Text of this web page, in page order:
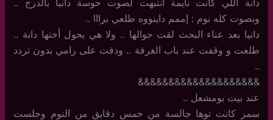
وبصوت كله نوم : إممم داينووه طلعي برااا ..
دانيا بعد عناء البحث لقت جوالها .. ولا هي بحول أختها دانة ..
طلعت و وقفت عند باب الغرفة .. ودقت على رامي بدون تردد
..
&&&&&&&&&&&&&&&&&&&&
عند بيت بومشعل ..
سمر كانت توها جالسة من خمس دقايق من النوم وجلست